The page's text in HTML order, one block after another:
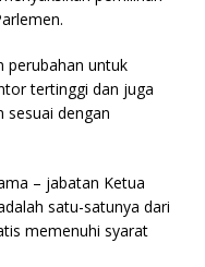
perubahan untuk
tertinggi dan juga
sesuai dengan
– jabatan Ketua
satu-satunya dari
memenuhi syarat